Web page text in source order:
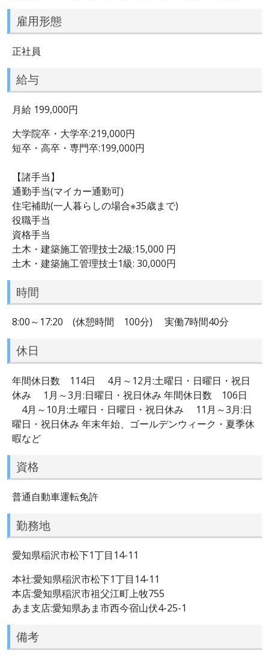
雇用形態
正社員
給与
月給 199,000円
大学院卒・大学卒:219,000円
短卒・高卒・専門卒:199,000円
【諸手当】
通勤手当(マイカー通勤可)
住宅補助(一人暮らしの場合※35歳まで)
役職手当
資格手当
土木・建築施工管理技士2級:15,000 円
土木・建築施工管理技士1級: 30,000円
時間
8:00～17:20 (休憩時間 100分) 実働7時間40分
休日
年間休日数 114日 4月～12月:土曜日・日曜日・祝日
休み 1月～3月:日曜日・祝日休み 年間休日数 106日
4月～10月:土曜日・日曜日・祝日休み 11月～3月:日
曜日・祝日休み 年末年始、ゴールデンウィーク・夏季休
暇など
資格
普通自動車運転免許
勤務地
愛知県稲沢市松下1丁目14-11
本社:愛知県稲沢市松下1丁目14-11
本店:愛知県稲沢市祖父江町上牧755
あま支店:愛知県あま市西今宿山伏4-25-1
備考